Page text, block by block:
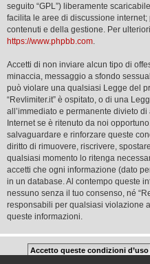
seguito “GPL”) liberamente
facilita le aree di discussione
contenuti e della gestione. Per
https://www.phpbb.com.
Accetti di non inviare alcun tipo di
minaccia, messaggio a sfondo
può violare una qualsiasi Legge del
“Revlimiter.it” è ospitato, o di una
all’immediato e permanente divieto
Internet se è ritenuto da noi
salvaguardare e rinforzare queste
diritto di rimuovere, riscrivere,
qualsiasi momento lo ritenga
accetti che ogni informazione (dato
in un database. Al contempo queste
nessuno senza il tuo consenso, né
responsabili per qualsiasi violazione
queste informazioni.